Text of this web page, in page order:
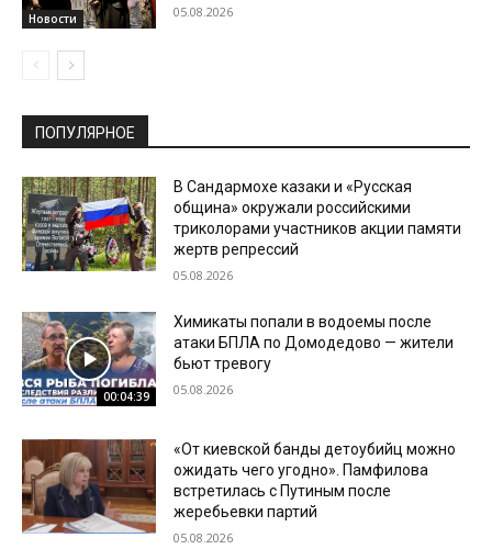
Новости 05.08.2026
ПОПУЛЯРНОЕ
В Сандармохе казаки и «Русская
община» окружали российскими
триколорами участников акции памяти
жертв репрессий
05.08.2026
00:04:39
Химикаты попали в водоемы после
атаки БПЛА по Домодедово — жители
бьют тревогу
05.08.2026
«От киевской банды детоубийц можно
ожидать чего угодно». Памфилова
встретилась с Путиным после
жеребьевки партий
05.08.2026